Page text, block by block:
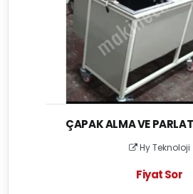
ÇAPAK ALMA VE
Hy Teknoloji
Fiyat Sor